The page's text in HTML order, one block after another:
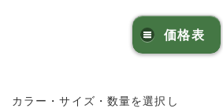
価格表
カラー・サイズ・数量を選択し